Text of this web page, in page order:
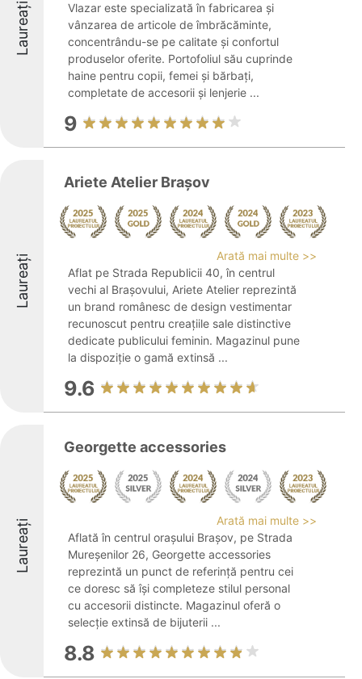
Laureați
Vlazar este specializată în fabricarea și
vânzarea de articole de îmbrăcăminte,
concentrându-se pe calitate și confortul
produselor oferite. Portofoliul său cuprinde
haine pentru copii, femei și bărbați,
completate de accesorii și lenjerie ...
9
Laureați
Ariete Atelier Brașov
Arată mai multe >>
Aflat pe Strada Republicii 40, în centrul
vechi al Brașovului, Ariete Atelier reprezintă
un brand românesc de design vestimentar
recunoscut pentru creațiile sale distinctive
dedicate publicului feminin. Magazinul pune
la dispoziție o gamă extinsă ...
9.6
Laureați
Georgette accessories
Arată mai multe >>
Aflată în centrul orașului Brașov, pe Strada
Mureșenilor 26, Georgette accessories
reprezintă un punct de referință pentru cei
ce doresc să își completeze stilul personal
cu accesorii distincte. Magazinul oferă o
selecție extinsă de bijuterii ...
8.8